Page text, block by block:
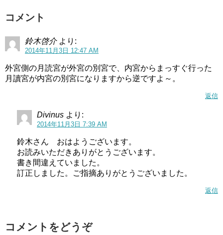
コメント
鈴木啓介 より:
2014年11月3日 12:47 AM
外宮側の月読宮が外宮の別宮で、内宮からまっすぐ行った
月讀宮が内宮の別宮になりますから逆ですよ～。
返信
Divinus より:
2014年11月3日 7:39 AM
鈴木さん おはようございます。
お読みいただきありがとうございます。
書き間違えていました。
訂正しました。ご指摘ありがとうございました。
返信
コメントをどうぞ